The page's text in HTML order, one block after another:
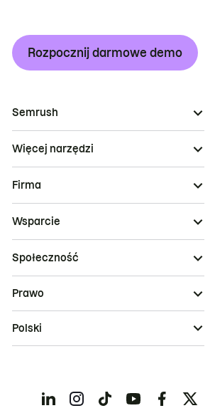
Rozpocznij darmowe demo
Semrush
Więcej narzędzi
Firma
Wsparcie
Społeczność
Prawo
Polski